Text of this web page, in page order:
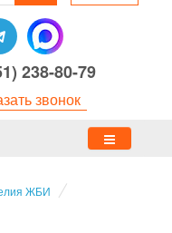
238-80-79
звонок
ЖБИ